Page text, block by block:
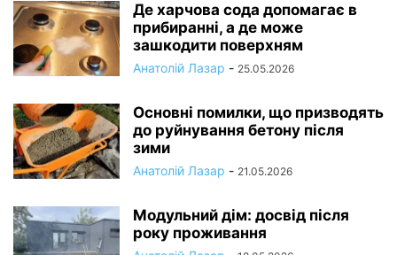
Де харчова сода допомагає в
прибиранні, а де може
зашкодити поверхням
Анатолій Лазар - 25.05.2026
Основні помилки, що призводять
до руйнування бетону після
зими
Анатолій Лазар - 21.05.2026
Модульний дім: досвід після
року проживання